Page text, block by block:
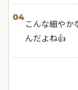
04
こんな細や
んだよね👍